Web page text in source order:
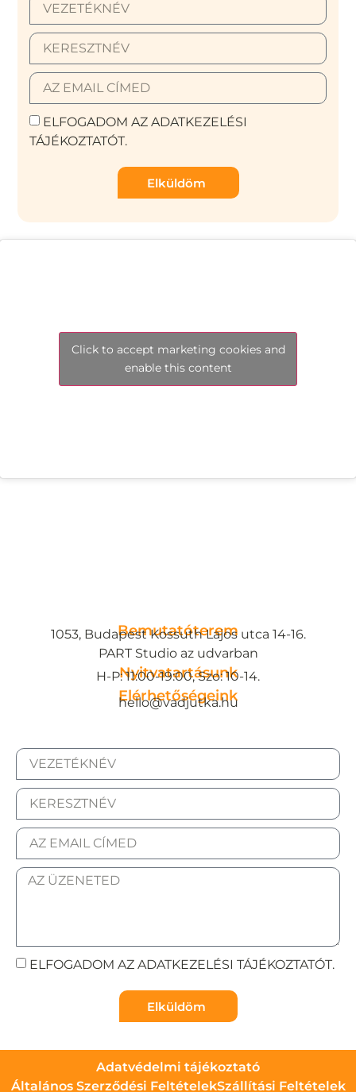
ELFOGADOM AZ ADATKEZELÉSI
TÁJÉKOZTATÓT.
Elküldöm
Click to accept marketing cookies and
enable this content
Bemutatóterem
1053, Budapest Kossuth Lajos utca 14-16.
PART Studio az udvarban
Nyitvatartásunk
H-P: 11:00-19:00, Szo: 10-14.
Elérhetőségeink
hello@vadjutka.hu
ELFOGADOM AZ ADATKEZELÉSI TÁJÉKOZTATÓT.
Elküldöm
Adatvédelmi tájékoztató
Általános Szerződési FeltételekSzállítási Feltételek